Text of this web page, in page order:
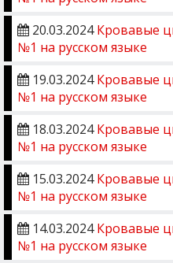
20.03.2024Кровавые
№1 на русском языке
19.03.2024Кровавые
№1 на русском языке
18.03.2024Кровавые
№1 на русском языке
15.03.2024Кровавые
№1 на русском языке
14.03.2024Кровавые
№1 на русском языке